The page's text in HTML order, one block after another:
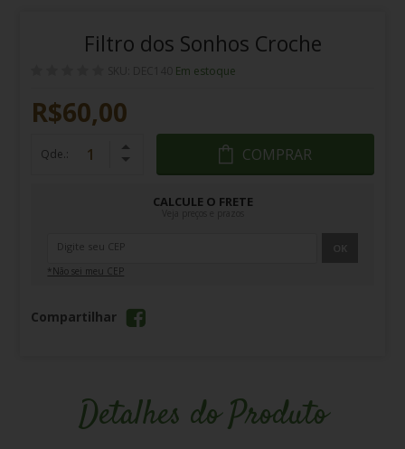
Filtro dos Sonhos Croche
Em estoque
R$60,00
Qde.: COMPRAR
CALCULE O FRETE
OK
*Não sei meu CEP
Compartilhar
Detalhes do Produto